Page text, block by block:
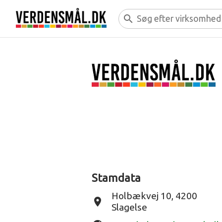
search
Stamdata
place
Holbækvej 10, 4200
Slagelse